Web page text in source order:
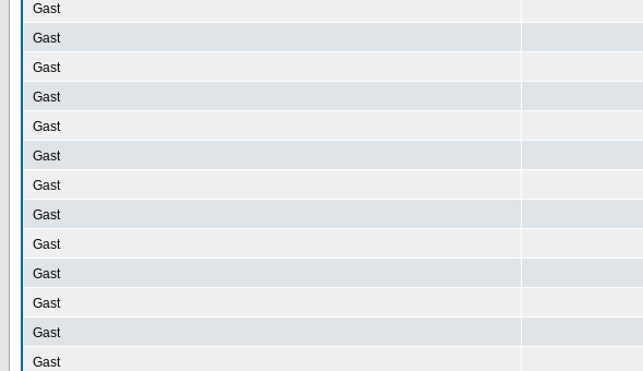
Gast
Gast
Gast
Gast
Gast
Gast
Gast
Gast
Gast
Gast
Gast
Gast
Gast